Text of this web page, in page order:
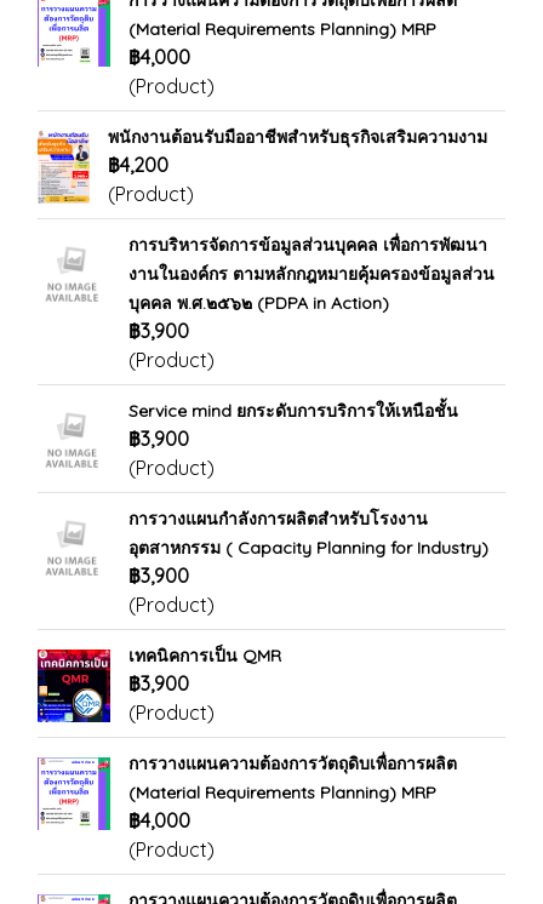
(Material Requirements Planning) MRP
฿4,000
(Product)
พนักงานต้อนรับมืออาชีพสำหรับธุรกิจเสริมความงาม
฿4,200
(Product)
การบริหารจัดการข้อมูลส่วนบุคคล เพื่อการพัฒนา
งานในองค์กร ตามหลักกฎหมายคุ้มครองข้อมูลส่วน
บุคคล พ.ศ.๒๕๖๒ (PDPA in Action)
฿3,900
(Product)
Service mind ยกระดับการบริการให้เหนือชั้น
฿3,900
(Product)
การวางแผนกำลังการผลิตสำหรับโรงงาน
อุตสาหกรรม ( Capacity Planning for Industry)
฿3,900
(Product)
เทคนิคการเป็น QMR
฿3,900
(Product)
การวางแผนความต้องการวัตถุดิบเพื่อการผลิต
(Material Requirements Planning) MRP
฿4,000
(Product)